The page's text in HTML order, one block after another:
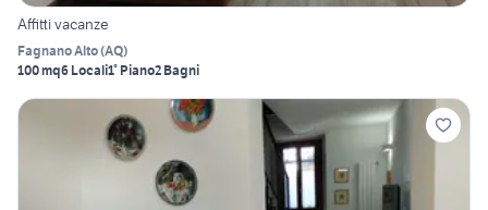
Affitti vacanze
Fagnano Alto(AQ)
100 mq6 Locali1° Piano2 Bagni